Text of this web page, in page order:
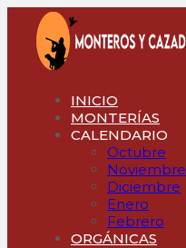
contenido
INICIO
MONTERÍAS
CALENDARIO
Octubre
Noviembre
Diciembre
Enero
Febrero
ORGÁNICAS